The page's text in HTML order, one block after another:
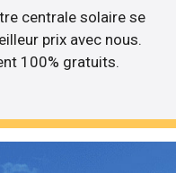
centrale solaire se
prix avec nous.
100% gratuits.